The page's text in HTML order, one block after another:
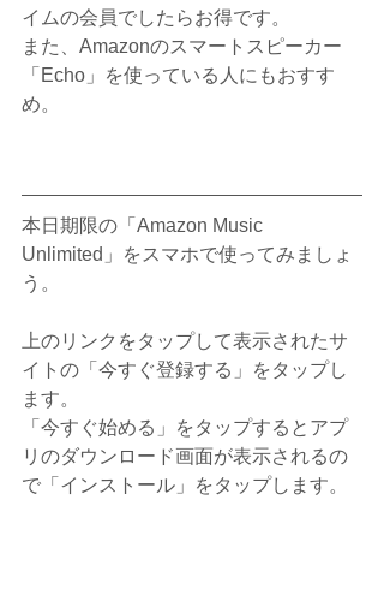
イムの会員でしたらお得です。
また、Amazonのスマートスピーカー
「Echo」を使っている人にもおすす
め。
本日期限の「Amazon Music
Unlimited」をスマホで使ってみましょ
う。
上のリンクをタップして表示されたサ
イトの「今すぐ登録する」をタップし
ます。
「今すぐ始める」をタップするとアプ
リのダウンロード画面が表示されるの
で「インストール」をタップします。